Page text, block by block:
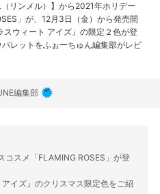
リンメル）】から2021年ホリデー
」が、12月3日（金）から発売開
ウィート アイズ』の限定２色が登
レットをふぉーちゅん編集部がレビ
編集部
コスメ「FLAMING ROSES」が登
アイズ』のクリスマス限定色をご紹